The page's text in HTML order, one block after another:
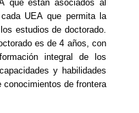
que están asociados al
UEA que permita la
estudios de doctorado.
es de 4 años, con
integral de los
y habilidades
conocimientos de frontera